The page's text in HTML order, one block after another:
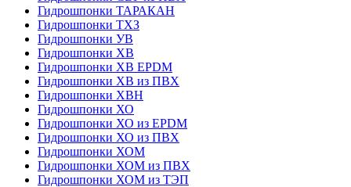
Гидрошпонки ТАРАКАН
Гидрошпонки ТХЗ
Гидрошпонки УВ
Гидрошпонки ХВ
Гидрошпонки ХВ EPDM
Гидрошпонки ХВ из ПВХ
Гидрошпонки ХВН
Гидрошпонки ХО
Гидрошпонки ХО из EPDM
Гидрошпонки ХО из ПВХ
Гидрошпонки ХОМ
Гидрошпонки ХОМ из ПВХ
Гидрошпонки ХОМ из ТЭП